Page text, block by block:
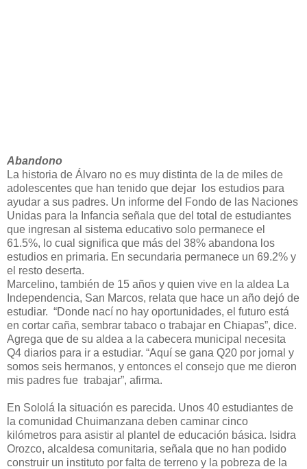
Abandono
La historia de Álvaro no es muy distinta de la de miles de
adolescentes que han tenido que dejar los estudios para
ayudar a sus padres. Un informe del Fondo de las Naciones
Unidas para la Infancia señala que del total de estudiantes
que ingresan al sistema educativo solo permanece el
61.5%, lo cual significa que más del 38% abandona los
estudios en primaria. En secundaria permanece un 69.2% y
el resto deserta.
Marcelino, también de 15 años y quien vive en la aldea La
Independencia, San Marcos, relata que hace un año dejó de
estudiar. “Donde nací no hay oportunidades, el futuro está
en cortar caña, sembrar tabaco o trabajar en Chiapas”, dice.
Agrega que de su aldea a la cabecera municipal necesita
Q4 diarios para ir a estudiar. “Aquí se gana Q20 por jornal y
somos seis hermanos, y entonces el consejo que me dieron
mis padres fue trabajar”, afirma.
En Sololá la situación es parecida. Unos 40 estudiantes de
la comunidad Chuimanzana deben caminar cinco
kilómetros para asistir al plantel de educación básica. Isidra
Orozco, alcaldesa comunitaria, señala que no han podido
construir un instituto por falta de terreno y la pobreza de la